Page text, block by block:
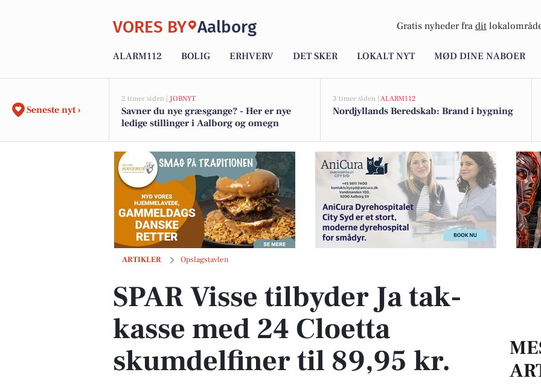
VORES BY Aalborg Gratis nyheder fra dit
ALARM112 BOLIG ERHVERV DET SKER LOKALT NYT MØD DINE NABOER
Seneste nyt ›
2 timer siden | JOBNYT
Savner du nye græsgange? - Her er nye
ledige stillinger i Aalborg og omegn
3 timer siden | ALARM112
Nordjyllands Beredskab: Brand i bygning
ARTIKLER Opslagstavlen
SPAR Visse tilbyder Ja tak-kasse med 24 Cloetta skumdelfiner til 89,95 kr.
SPAR Visse tilbyder Ja tak-
kasse med 24 Cloetta
skumdelfiner til 89,95 kr.